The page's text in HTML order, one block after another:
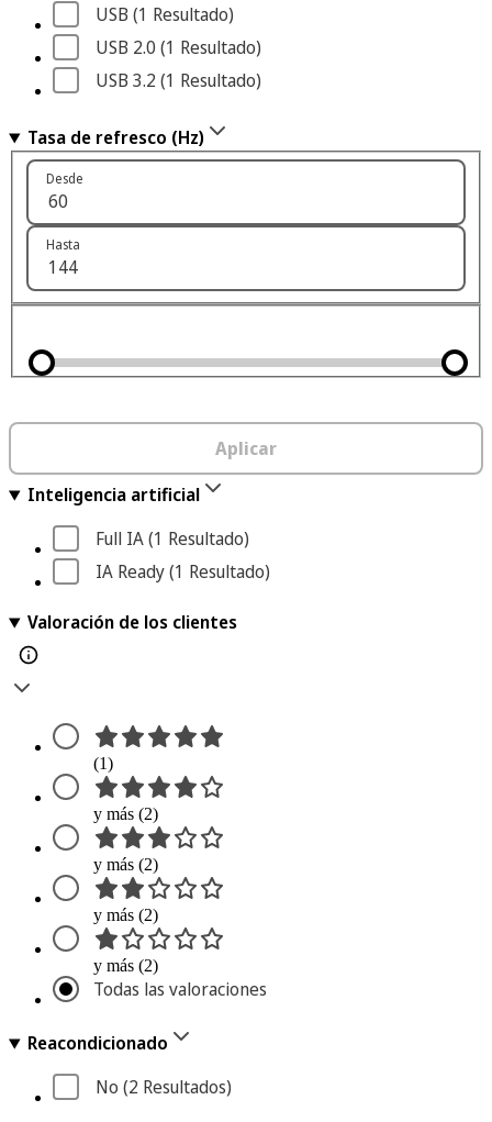
USB (1 Resultado)
USB 2.0 (1 Resultado)
USB 3.2 (1 Resultado)
Tasa de refresco (Hz)
Desde
Hasta
Aplicar
Inteligencia artificial
Full IA (1 Resultado)
IA Ready (1 Resultado)
Valoración de los clientes
(1)
y más (2)
y más (2)
y más (2)
y más (2)
Todas las valoraciones
Reacondicionado
No (2 Resultados)